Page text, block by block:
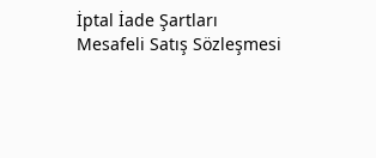
İptal İade Şartları
Mesafeli Satış Sözleşmesi